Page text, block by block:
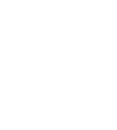
うん ただ
が
の後与党
よね で過半
ョル大統領は
ートから
発足だった